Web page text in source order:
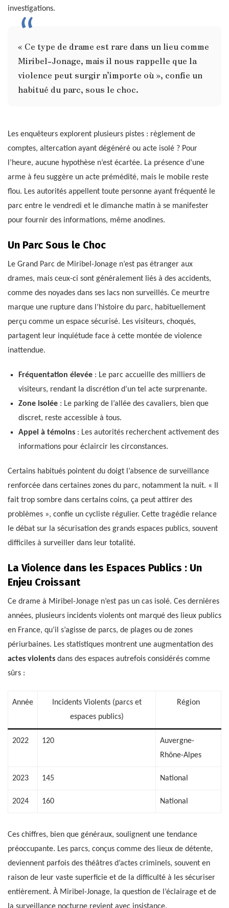
investigations.
« Ce type de drame est rare dans un lieu comme
Miribel-Jonage, mais il nous rappelle que la
violence peut surgir n’importe où », confie un
habitué du parc, sous le choc.
Les enquêteurs explorent plusieurs pistes : règlement de
comptes, altercation ayant dégénéré ou acte isolé ? Pour
l’heure, aucune hypothèse n’est écartée. La présence d’une
arme à feu suggère un acte prémédité, mais le mobile reste
flou. Les autorités appellent toute personne ayant fréquenté le
parc entre le vendredi et le dimanche matin à se manifester
pour fournir des informations, même anodines.
Un Parc Sous le Choc
Le Grand Parc de Miribel-Jonage n’est pas étranger aux
drames, mais ceux-ci sont généralement liés à des accidents,
comme des noyades dans ses lacs non surveillés. Ce meurtre
marque une rupture dans l’histoire du parc, habituellement
perçu comme un espace sécurisé. Les visiteurs, choqués,
partagent leur inquiétude face à cette montée de violence
inattendue.
Fréquentation élevée: Le parc accueille des milliers de
visiteurs, rendant la discrétion d’un tel acte surprenante.
Zone isolée: Le parking de l’allée des cavaliers, bien que
discret, reste accessible à tous.
Appel à témoins: Les autorités recherchent activement des
informations pour éclaircir les circonstances.
Certains habitués pointent du doigt l’absence de surveillance
renforcée dans certaines zones du parc, notamment la nuit. « Il
fait trop sombre dans certains coins, ça peut attirer des
problèmes », confie un cycliste régulier. Cette tragédie relance
le débat sur la sécurisation des grands espaces publics, souvent
difficiles à surveiller dans leur totalité.
La Violence dans les Espaces Publics : Un
Enjeu Croissant
Ce drame à Miribel-Jonage n’est pas un cas isolé. Ces dernières
années, plusieurs incidents violents ont marqué des lieux publics
en France, qu’il s’agisse de parcs, de plages ou de zones
périurbaines. Les statistiques montrent une augmentation des
actes violents dans des espaces autrefois considérés comme
sûrs :
Année
Incidents Violents (parcs et
espaces publics)
Région
2022 120
Auvergne-
Rhône-Alpes
2023 145 National
2024 160 National
Ces chiffres, bien que généraux, soulignent une tendance
préoccupante. Les parcs, conçus comme des lieux de détente,
deviennent parfois des théâtres d’actes criminels, souvent en
raison de leur vaste superficie et de la difficulté à les sécuriser
entièrement. À Miribel-Jonage, la question de l’éclairage et de
la surveillance nocturne revient avec insistance.